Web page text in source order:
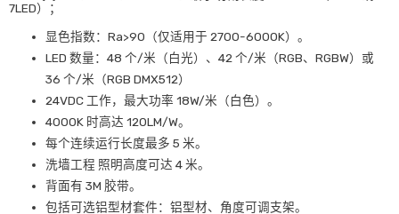
7LED）；
显色指数：Ra>90（仅适用于 2700-6000K）。
LED 数量：48 个/米（白光）、42 个/米（RGB、RGBW）或
36 个/米（RGB DMX512）
24VDC 工作，最大功率 18W/米（白色）。
4000K 时高达 120LM/W。
每个连续运行长度最多 5 米。
洗墙工程 照明高度可达 4 米。
背面有 3M 胶带。
包括可选铝型材套件：铝型材、角度可调支架。